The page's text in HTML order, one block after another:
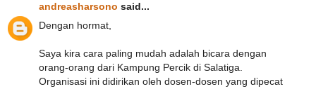
andreasharsono said...
Dengan hormat,
Saya kira cara paling mudah adalah bicara dengan
orang-orang dari Kampung Percik di Salatiga.
Organisasi ini didirikan oleh dosen-dosen yang dipecat